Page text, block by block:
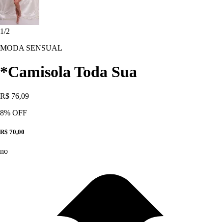
1/2
MODA SENSUAL
*Camisola Toda Sua
R$ 76,09
8% OFF
R$ 70,00
no